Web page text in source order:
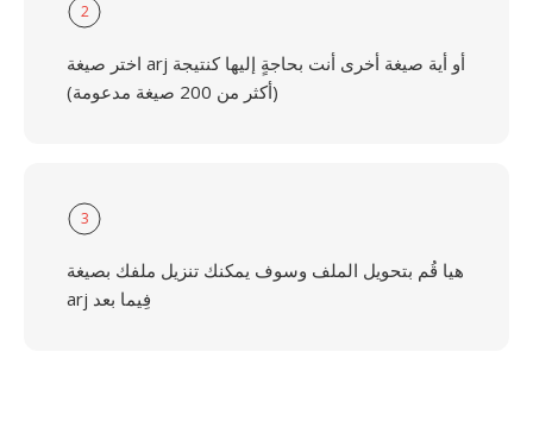
2
اختر صيغة arj أو أية صيغة أخرى أنت بحاجةٍ إليها كنتيجة
(أكثر من 200 صيغة مدعومة)
3
هيا قُم بتحويل الملف وسوف يمكنك تنزيل ملفك بصيغة
arj فِيما بعد